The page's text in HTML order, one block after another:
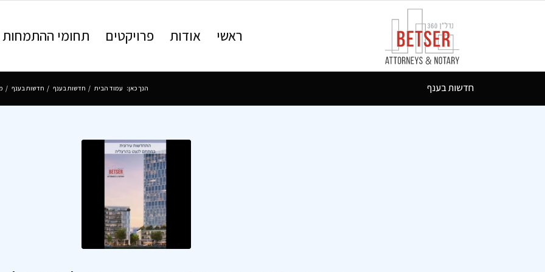
ראשי אודות פרויקטים תחומי ההתמחות
חדשות בענף הנך כאן: עמוד הבית / חדשות בענף / חדשות בענף /